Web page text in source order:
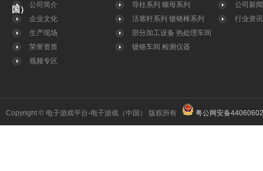
国）
公司简介
企业文化
生产现场
荣誉资质
视频专区
导柱系列 螺母系列
活塞杆系列 镀铬棒系列
部分加工设备 热处理车间
镀铬车间 检测仪器
公司新闻
行业资讯
Copyright © 电子游戏平台-电子游戏（中国） 版权所有 粤公网安备